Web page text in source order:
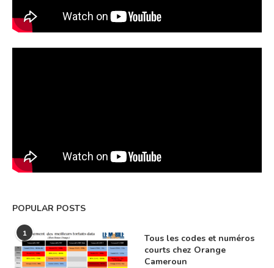
POPULAR POSTS
1
Tous les codes et numéros
courts chez Orange
Cameroun